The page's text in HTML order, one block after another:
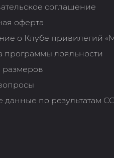
соглашение
оферта
о Клубе привилегий
программы лояльности
размеров
данные по результатам